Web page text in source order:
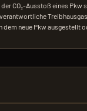
CO₂-Ausstoß eines
dem neue Pkw